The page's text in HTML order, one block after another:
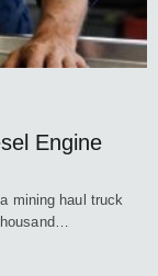
Engine
mining haul truck